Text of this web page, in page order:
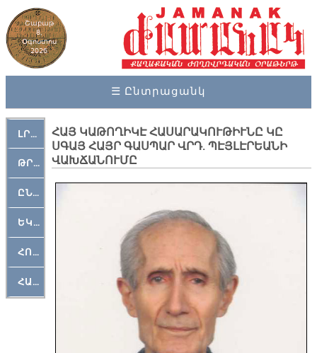
Շաբաթ
8,
Օգոստոս
2026
☰ Ընտրացանկ
ԼՐԱՀՈՍ
ԹՐՔԱՀԱՅ ԿԵԱՆՔ
ԸՆԿԵՐԱՄՇԱԿՈՒԹԱՅԻՆ
ԵԿԵՂԵՑԱԿԱՆ
ՀՈԳԵՄՏԱՒՈՐ
ՀԱՐԹԱԿ
ՀԱՅ ԿԱԹՈՂԻԿԷ ՀԱՍԱՐԱԿՈՒԹԻՒՆԸ ԿԸ
ՍԳԱՅ ՀԱՅՐ ԳԱՍՊԱՐ ՎՐԴ. ՊԷՅԼԷՐԵԱՆԻ
ՎԱԽՃԱՆՈՒՄԸ